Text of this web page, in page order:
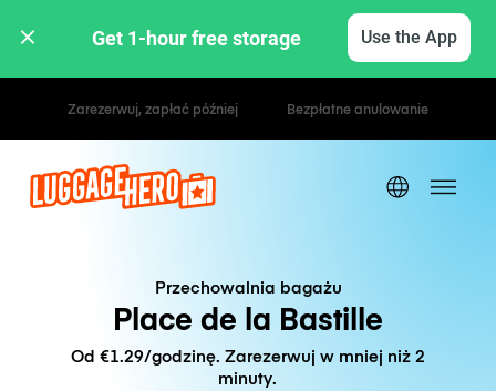
Get 1-hour free storage Use the App
Stawki godzinowe / dzienne
Przechowalnia bagażu
Place de la Bastille
Od €1.29/godzinę. Zarezerwuj w mniej niż 2
minuty.